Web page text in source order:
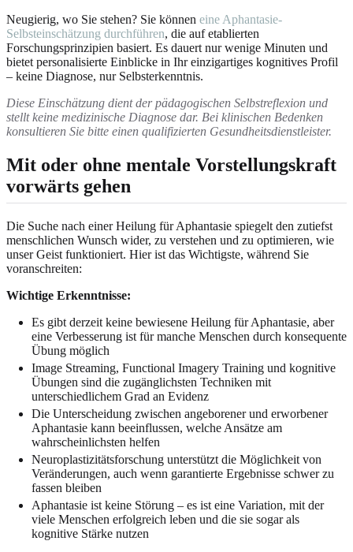
Neugierig, wo Sie stehen? Sie können eine Aphantasie-
Selbsteinschätzung durchführen, die auf etablierten
Forschungsprinzipien basiert. Es dauert nur wenige Minuten und
bietet personalisierte Einblicke in Ihr einzigartiges kognitives Profil
– keine Diagnose, nur Selbsterkenntnis.
Diese Einschätzung dient der pädagogischen Selbstreflexion und
stellt keine medizinische Diagnose dar. Bei klinischen Bedenken
konsultieren Sie bitte einen qualifizierten Gesundheitsdienstleister.
Mit oder ohne mentale Vorstellungskraft
vorwärts gehen
Die Suche nach einer Heilung für Aphantasie spiegelt den zutiefst
menschlichen Wunsch wider, zu verstehen und zu optimieren, wie
unser Geist funktioniert. Hier ist das Wichtigste, während Sie
voranschreiten:
Wichtige Erkenntnisse:
Es gibt derzeit keine bewiesene Heilung für Aphantasie, aber
eine Verbesserung ist für manche Menschen durch konsequente
Übung möglich
Image Streaming, Functional Imagery Training und kognitive
Übungen sind die zugänglichsten Techniken mit
unterschiedlichem Grad an Evidenz
Die Unterscheidung zwischen angeborener und erworbener
Aphantasie kann beeinflussen, welche Ansätze am
wahrscheinlichsten helfen
Neuroplastizitätsforschung unterstützt die Möglichkeit von
Veränderungen, auch wenn garantierte Ergebnisse schwer zu
fassen bleiben
Aphantasie ist keine Störung – es ist eine Variation, mit der
viele Menschen erfolgreich leben und die sie sogar als
kognitive Stärke nutzen